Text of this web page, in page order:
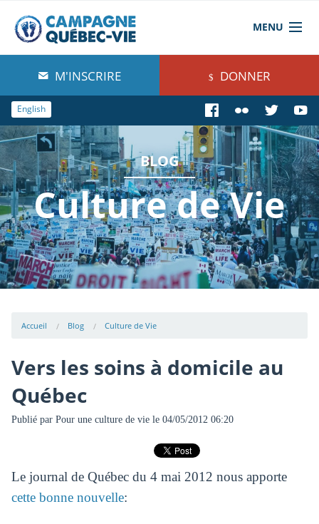
MENU
À propos de nous
Blog
Comprendre
Agir
Boutique
M'INSCRIRE DONNER
English
BLOG
Culture de Vie
Accueil Blog Culture de Vie
Vers les soins à domicile au
Québec
Publié par Pour une culture de viele 04/05/2012 06:20
Le journal de Québec du 4 mai 2012 nous apporte
cette bonne nouvelle: